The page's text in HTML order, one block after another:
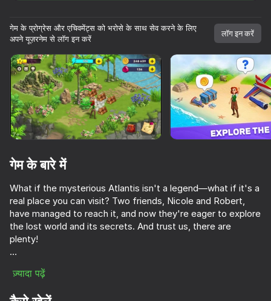
डिवाइस घुमाएँ
यह गेम केवल लैंडस्केप
ओरिएंटेशन का समर्थन करता है
83
गेम के प्रोग्रेस और एचिवमेंट्स को भरोसे के साथ सेव करने के लिए
अपने यूज़रनेम से लॉग इन करें
लॉग इन करें
गेम के बारे में
What if the mysterious Atlantis isn't a legend—what if it's a
real place you can visit? Two friends, Nicole and Robert,
have managed to reach it, and now they're eager to explore
the lost world and its secrets. And trust us, there are
plenty!
before await those brave enough to explore the lost islands
ज़्यादा पढ़ें